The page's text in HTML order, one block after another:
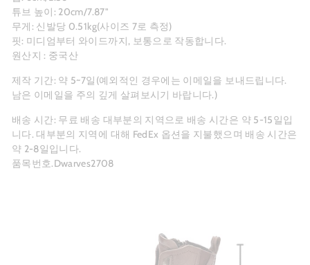
튜브 높이: 20cm/7.87"
무게: 신발당 0.51kg(사이즈 7로 측정)
핏: 미디엄부터 와이드까지, 보통으로 작동합니다.
원산지 : 중국산
제작 기간: 약 5~7일(예외적인 경우에는 이메일을 보내드립니다.
남은 이메일을 주의 깊게 살펴보시기 바랍니다.)
배송 시간: 무료 배송 대부분의 지역으로 배송 시간은 약 5-15일입
니다. 대부분의 지역에 대해 FedEx 옵션을 지불했으며 배송 시간은
약 2-8일입니다.
품목번호.Dwarves2708